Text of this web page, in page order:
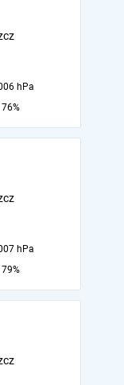
hPa
76%
hPa
79%